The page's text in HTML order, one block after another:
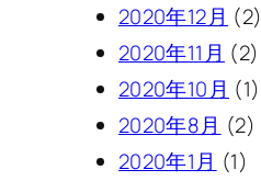
2020年12月 (2)
2020年11月 (2)
2020年10月 (1)
2020年8月 (2)
2020年1月 (1)